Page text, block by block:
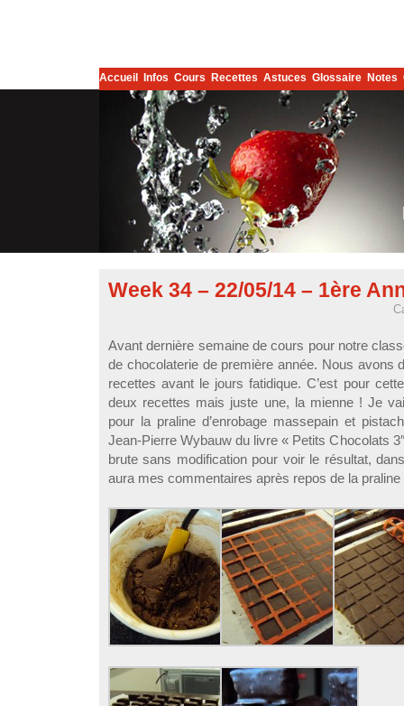
Accueil Infos Cours Recettes Astuces Glossaire Notes
Week 34 – 22/05/14 – 1ère
Avant dernière semaine de cours pour notre
de chocolaterie de première année. Nous avons
recettes avant le jours fatidique. C’est pour
deux recettes mais juste une, la mienne ! Je
pour la praline d’enrobage massepain et
Jean-Pierre Wybauw du livre « Petits Chocolats
brute sans modification pour voir le résultat,
aura mes commentaires après repos de la praline